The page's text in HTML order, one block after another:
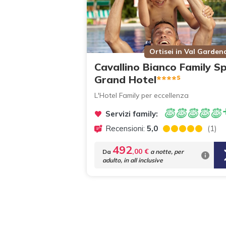
Ortisei in Val
Cavallino Bianco Family
Grand Hotel****s
L'Hotel Family per eccellenza
Servizi family:
Recensioni: 5,0 (1)
Da 492,00 € a notte, per
adulto, in all inclusive